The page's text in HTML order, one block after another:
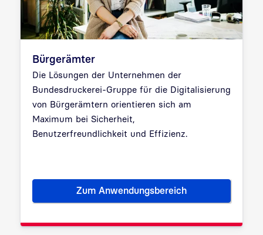
Bürgerämter
Die Lösungen der Unternehmen der
Bundesdruckerei-Gruppe für die Digitalisierung
von Bürgerämtern orientieren sich am
Maximum bei Sicherheit,
Benutzerfreundlichkeit und Effizienz.
Zum Anwendungsbereich
Bürgerämter